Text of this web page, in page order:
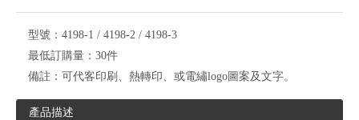
型號： 4198-1 / 4198-2 / 4198-3
最低訂購量： 30件
備註： 可代客印刷、熱轉印、或電繡logo圖案及文字。
產品描述